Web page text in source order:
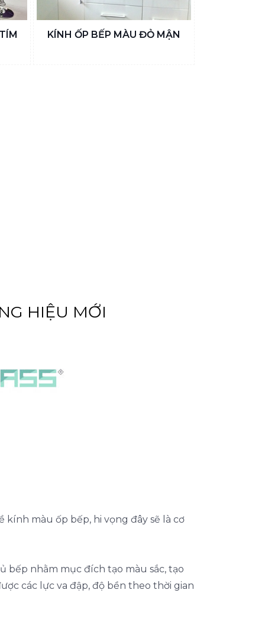
KÍNH ỐP BẾP MÀU ĐỎ MẬN
HIỆU MỚI
màu ốp bếp, hi vọng đây sẽ là cơ
bếp nhằm mục đích tạo màu sắc, tạo
các lực va đập, độ bền theo thời gian